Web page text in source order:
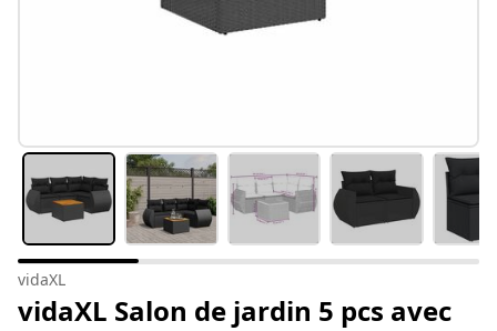
vidaXL
vidaXL Salon de jardin 5 pcs avec